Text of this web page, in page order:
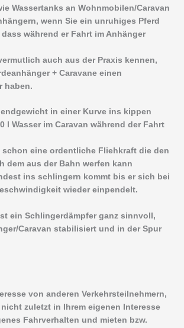
Wassertanks an Wohnmobilen/Caravan
wenn Sie ein unruhiges Pferd
während er Fahrt im Anhänger
auch aus der Praxis kennen,
+ Caravane einen
haben.
in einer Kurve ins kippen
l Wasser im Caravan während der Fahrt
eine ordentliche Fliehkraft die den
dem aus der Bahn werfen kann
ins schlingern kommt bis er sich bei
wieder einpendelt.
ein Schlingerdämpfer ganz sinnvoll,
Caravan stabilisiert und in der Spur
von anderen Verkehrsteilnehmern,
nicht zuletzt in Ihrem eigenen Interesse
Fahrverhalten und mieten bzw.